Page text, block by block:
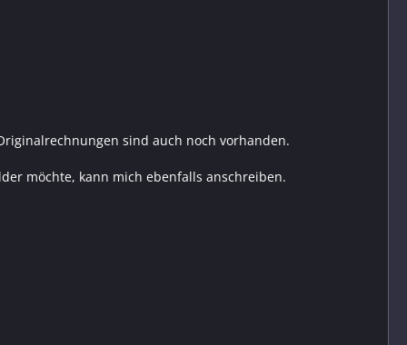
sind auch noch vorhanden.
möchte, kann mich ebenfalls anschreiben.